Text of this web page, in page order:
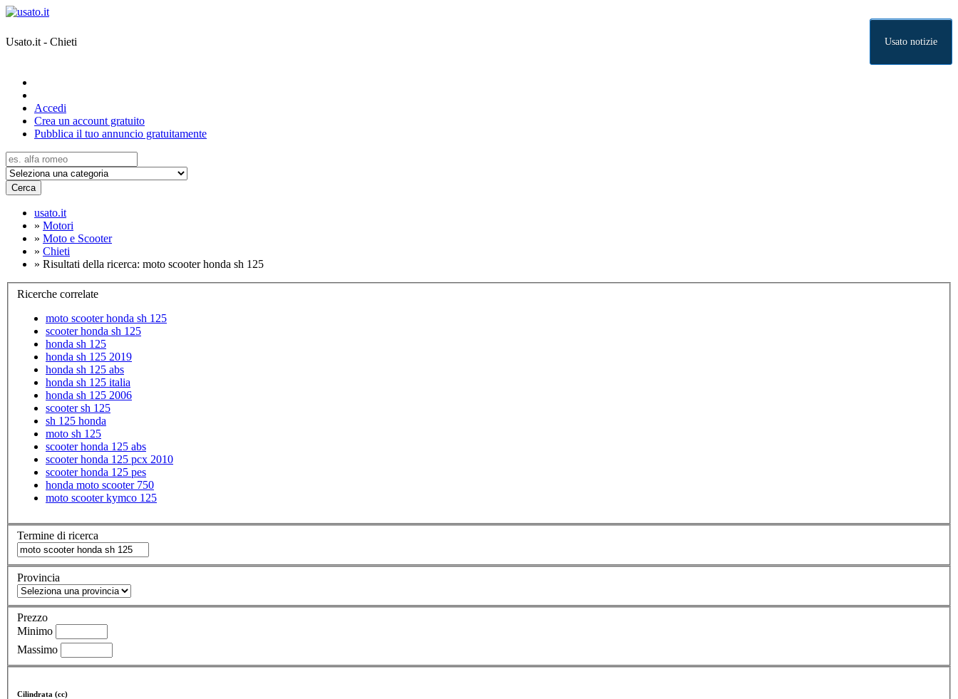
Usato.it - Chieti Usato notizie
Accedi
Crea un account gratuito
Pubblica il tuo annuncio gratuitamente
Cerca
usato.it
» Motori
» Moto e Scooter
» Chieti
» Risultati della ricerca: moto scooter honda sh 125
Ricerche correlate
moto scooter honda sh 125
scooter honda sh 125
honda sh 125
honda sh 125 2019
honda sh 125 abs
honda sh 125 italia
honda sh 125 2006
scooter sh 125
sh 125 honda
moto sh 125
scooter honda 125 abs
scooter honda 125 pcx 2010
scooter honda 125 pes
honda moto scooter 750
moto scooter kymco 125
Termine di ricerca
Provincia
Prezzo
Minimo
Massimo
Cilindrata (cc)